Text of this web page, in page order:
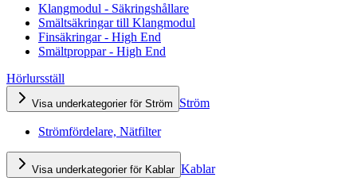
Klangmodul - Säkringshållare
Smältsäkringar till Klangmodul
Finsäkringar - High End
Smältproppar - High End
Hörlursställ
Visa underkategorier för Ström Ström
Strömfördelare, Nätfilter
Visa underkategorier för Kablar Kablar